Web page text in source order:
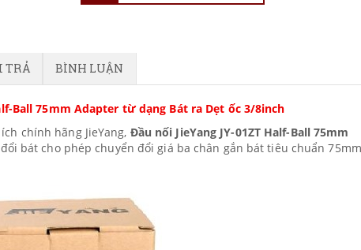
TRẢ BÌNH LUẬN
Ball 75mm Adapter từ dạng Bát ra Dẹt ốc 3/8inch
chính hãng JieYang, Đầu nối JieYang JY-01ZT Half-Ball 75mm
bát cho phép chuyển đổi giá ba chân gắn bát tiêu chuẩn 75mm